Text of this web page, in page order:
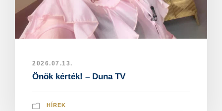
2026.07.13.
Önök kérték! – Duna TV
HÍREK